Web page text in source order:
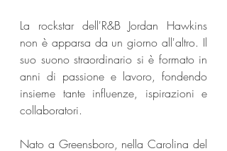
La rockstar dell'R&B Jordan Hawkins
non è apparsa da un giorno all'altro. Il
suo suono straordinario si è formato in
anni di passione e lavoro, fondendo
insieme tante influenze, ispirazioni e
collaboratori.
Nato a Greensboro, nella Carolina del